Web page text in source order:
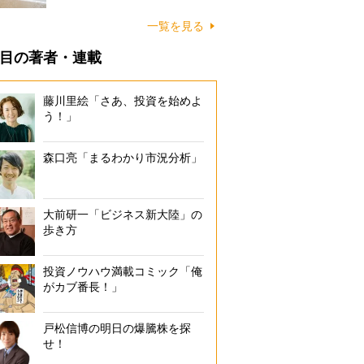
一覧を見る
の著者・連載
藤川里絵「さあ、投資を始めよ
う！」
森口亮「まるわかり市況分析」
大前研一「ビジネス新大陸」の
歩き方
投資ノウハウ満載コミック「俺
がカブ番長！」
戸松信博の明日の爆騰株を探
せ！